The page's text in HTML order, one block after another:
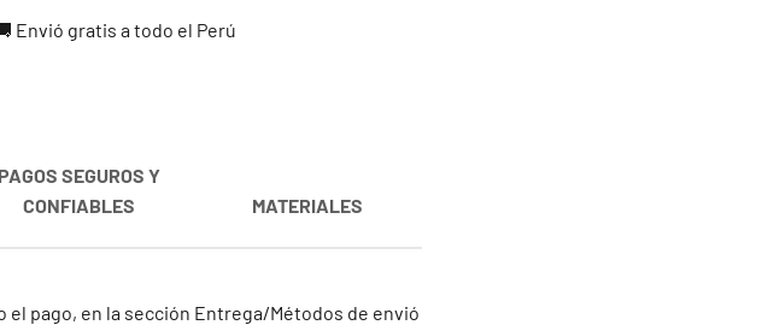
Envió gratis a todo el Perú
pago, en la sección Entrega/Métodos de envió
PAGOS SEGUROS Y
CONFIABLES
MATERIALES